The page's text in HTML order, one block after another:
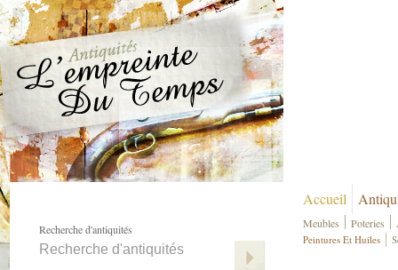
Recherche d'antiquités
Accueil
Meubles Poteries
Peintures Et Huiles